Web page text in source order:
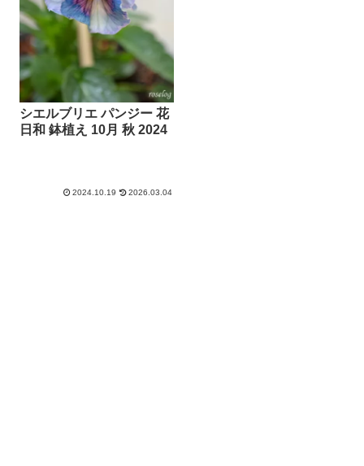
シエルブリエ パンジー 花
日和 鉢植え 10月 秋 2024
2024.10.19 2026.03.04